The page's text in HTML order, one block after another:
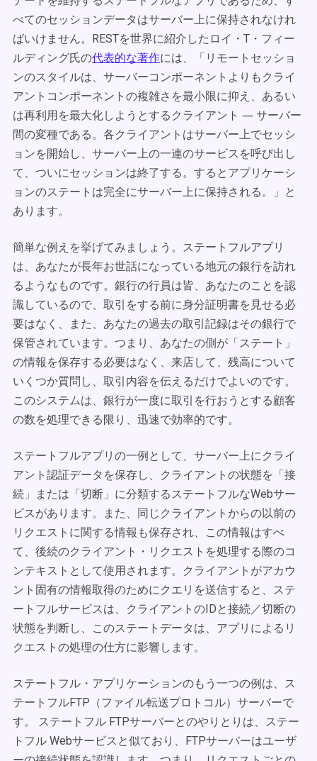
べてのセッションデータはサーバー上に保持されなけれ
ばいけません。RESTを世界に紹介したロイ・T・フィー
ルディング氏の代表的な著作には、「リモートセッショ
ンのスタイルは、サーバーコンポーネントよりもクライ
アントコンポーネントの複雑さを最小限に抑え、あるい
は再利用を最大化しようとするクライアント ― サーバー
間の変種である。各クライアントはサーバー上でセッシ
ョンを開始し、サーバー上の一連のサービスを呼び出し
て、ついにセッションは終了する。するとアプリケーシ
ョンのステートは完全にサーバー上に保持される。」と
あります。
簡単な例えを挙げてみましょう。ステートフルアプリ
は、あなたが長年お世話になっている地元の銀行を訪れ
るようなものです。銀行の行員は皆、あなたのことを認
識しているので、取引をする前に身分証明書を見せる必
要はなく、また、あなたの過去の取引記録はその銀行で
保管されています。つまり、あなたの側が「ステート」
の情報を保存する必要はなく、来店して、残高について
いくつか質問し、取引内容を伝えるだけでよいのです。
このシステムは、銀行が一度に取引を行おうとする顧客
の数を処理できる限り、迅速で効率的です。
ステートフルアプリの一例として、サーバー上にクライ
アント認証データを保存し、クライアントの状態を「接
続」または「切断」に分類するステートフルなWebサー
ビスがあります。また、同じクライアントからの以前の
リクエストに関する情報も保存され、この情報はすべ
て、後続のクライアント・リクエストを処理する際のコ
ンテキストとして使用されます。クライアントがアカウ
ント固有の情報取得のためにクエリを送信すると、ステ
ートフルサービスは、クライアントのIDと接続／切断の
状態を判断し、このステートデータは、アプリによるリ
クエストの処理の仕方に影響します。
ステートフル・アプリケーションのもう一つの例は、ス
テートフルFTP（ファイル転送プロトコル）サーバーで
す。 ステートフル FTPサーバーとのやりとりは、ステー
トフル Webサービスと似ており、FTPサーバーはユーザ